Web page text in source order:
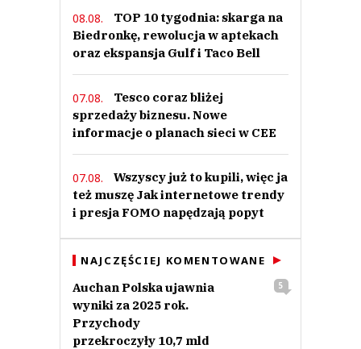
08.08.
TOP 10 tygodnia: skarga na
Biedronkę, rewolucja w aptekach
oraz ekspansja Gulf i Taco Bell
07.08.
Tesco coraz bliżej
sprzedaży biznesu. Nowe
informacje o planach sieci w CEE
07.08.
Wszyscy już to kupili, więc ja
też muszę Jak internetowe trendy
i presja FOMO napędzają popyt
NAJCZĘŚCIEJ KOMENTOWANE
Auchan Polska ujawnia
wyniki za 2025 rok.
Przychody
przekroczyły 10,7 mld
5